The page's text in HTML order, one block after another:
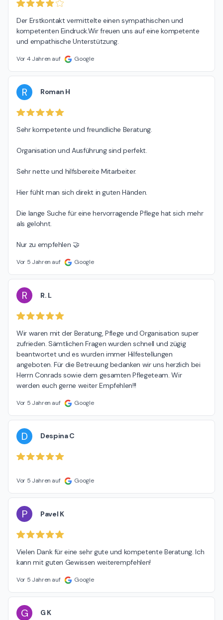
Der Erstkontakt vermittelte einen sympathischen und
kompetenten Eindruck.Wir freuen uns auf eine kompetente
und empathische Unterstützung.
Vor 4 Jahren auf Google
R Roman H
Sehr kompetente und freundliche Beratung.
Organisation und Ausführung sind perfekt.
Sehr nette und hilfsbereite Mitarbeiter.
Hier fühlt man sich direkt in guten Händen.
Die lange Suche für eine hervorragende Pflege hat sich mehr
als gelohnt.
Nur zu empfehlen 🤝
Vor 5 Jahren auf Google
R R. L
Wir waren mit der Beratung, Pflege und Organisation super
zufrieden. Sämtlichen Fragen wurden schnell und zügig
beantwortet und es wurden immer Hilfestellungen
angeboten. Für die Betreuung bedanken wir uns herzlich bei
Herrn Conrads sowie dem gesamten Pflegeteam. Wir
werden euch gerne weiter Empfehlen!!!
Vor 5 Jahren auf Google
D Despina C
Vor 5 Jahren auf Google
P Pavel K
Vielen Dank für eine sehr gute und kompetente Beratung. Ich
kann mit guten Gewissen weiterempfehlen!
Vor 5 Jahren auf Google
G G K